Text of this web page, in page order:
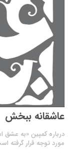
عاشقانه ببخش
درباره کمپین «به
مورد توجه قرار گرفته